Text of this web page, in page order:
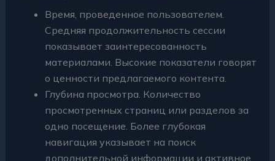
Время, проведенное пользователем.
Средняя продолжительность сессии
показывает заинтересованность
материалами. Высокие показатели говорят
о ценности предлагаемого контента.
Глубина просмотра. Количество
просмотренных страниц или разделов за
одно посещение. Более глубокая
навигация указывает на поиск
дополнительной информации и активное